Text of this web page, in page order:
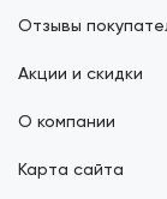
Отзывы
Акции и скидки
О компании
Карта сайта